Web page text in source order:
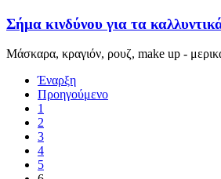
Σήμα κινδύνου για τα
Μάσκαρα, κραγιόν, ρουζ, make up -
Έναρξη
Προηγούμενο
1
2
3
4
5